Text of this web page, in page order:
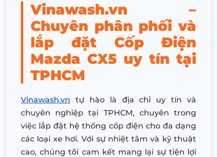
Vinawash.vn –
Chuyên phân phối và
lắp đặt Cốp Điện
Mazda CX5 uy tín tại
TPHCM
Vinawash.vn tự hào là địa chỉ uy tín và
chuyên nghiệp tại TPHCM, chuyên trong
việc lắp đặt hệ thống cốp điện cho đa dạng
các loại xe hơi. Với sự nhiệt tâm và kỹ thuật
cao, chúng tôi cam kết mang lại sự tiện lợi